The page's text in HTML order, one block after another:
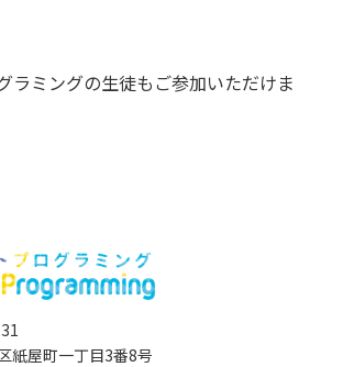
ラミングの生徒もご参加いただけま
紙屋町一丁目3番8号